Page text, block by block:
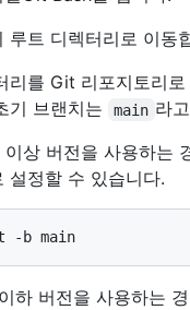
루트 디렉터리로 이동
리를 Git 리포지토리
기 브랜치는
main 라
상 버전을 사용하는
설정할 수 있습니다.
하 버전을 사용하는